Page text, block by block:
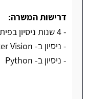
דרישות המשרה:
- 4 שנות ניסיון בפיתוח אלגוריתמים
- ניסיון ב- Computer Vision
- ניסיון ב- Python